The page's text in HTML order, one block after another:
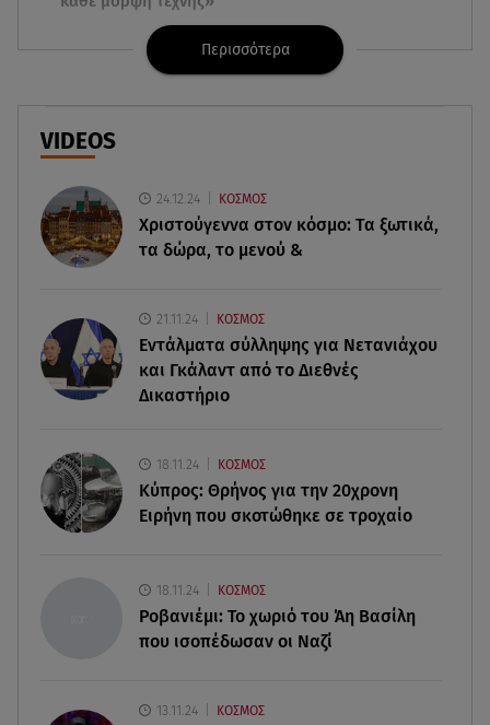
05.08.26 , 21:41
«Στην κόψη του ξυραφιού» οι συνομιλίες ΗΠΑ –
Ιράν
05.08.26 , 21:22
Ευρυδίκη Βαλαβάνη για Γρηγόρη Μόργκαν:
«Oνειρευόμουν έναν άντρα σαν εσένα»
05.08.26 , 20:51
05.08.26 , 20:42
Δέσποινα Μοιραράκη: Οι ξέγνοιαστες στιγμές της
παρουσιάστριας στη Μύκονο
05.08.26 , 20:39
Σύγκρουση ελικοπτέρων: Αυτός είναι ο Έλληνας
χειριστής που σκοτώθηκε
Πόσο καιρό παίρνει σε ένα δάσος να πρασινίσει
ξανά μετά από πυρκαγιά
Περισσότερα
VIDEOS
24.12.24 ΚΟΣΜΟΣ
Χριστούγεννα στον κόσμο: Tα ξωτικά,
τα δώρα, το μενού &
21.11.24 ΚΟΣΜΟΣ
Εντάλματα σύλληψης για Νετανιάχου
και Γκάλαντ από το Διεθνές
Δικαστήριο
18.11.24 ΚΟΣΜΟΣ
Κύπρος: Θρήνος για την 20χρονη
Ειρήνη που σκοτώθηκε σε τροχαίο
18.11.24 ΚΟΣΜΟΣ
Ροβανιέμι: Το χωριό του Άη Βασίλη
που ισοπέδωσαν οι Ναζί
13.11.24 ΚΟΣΜΟΣ